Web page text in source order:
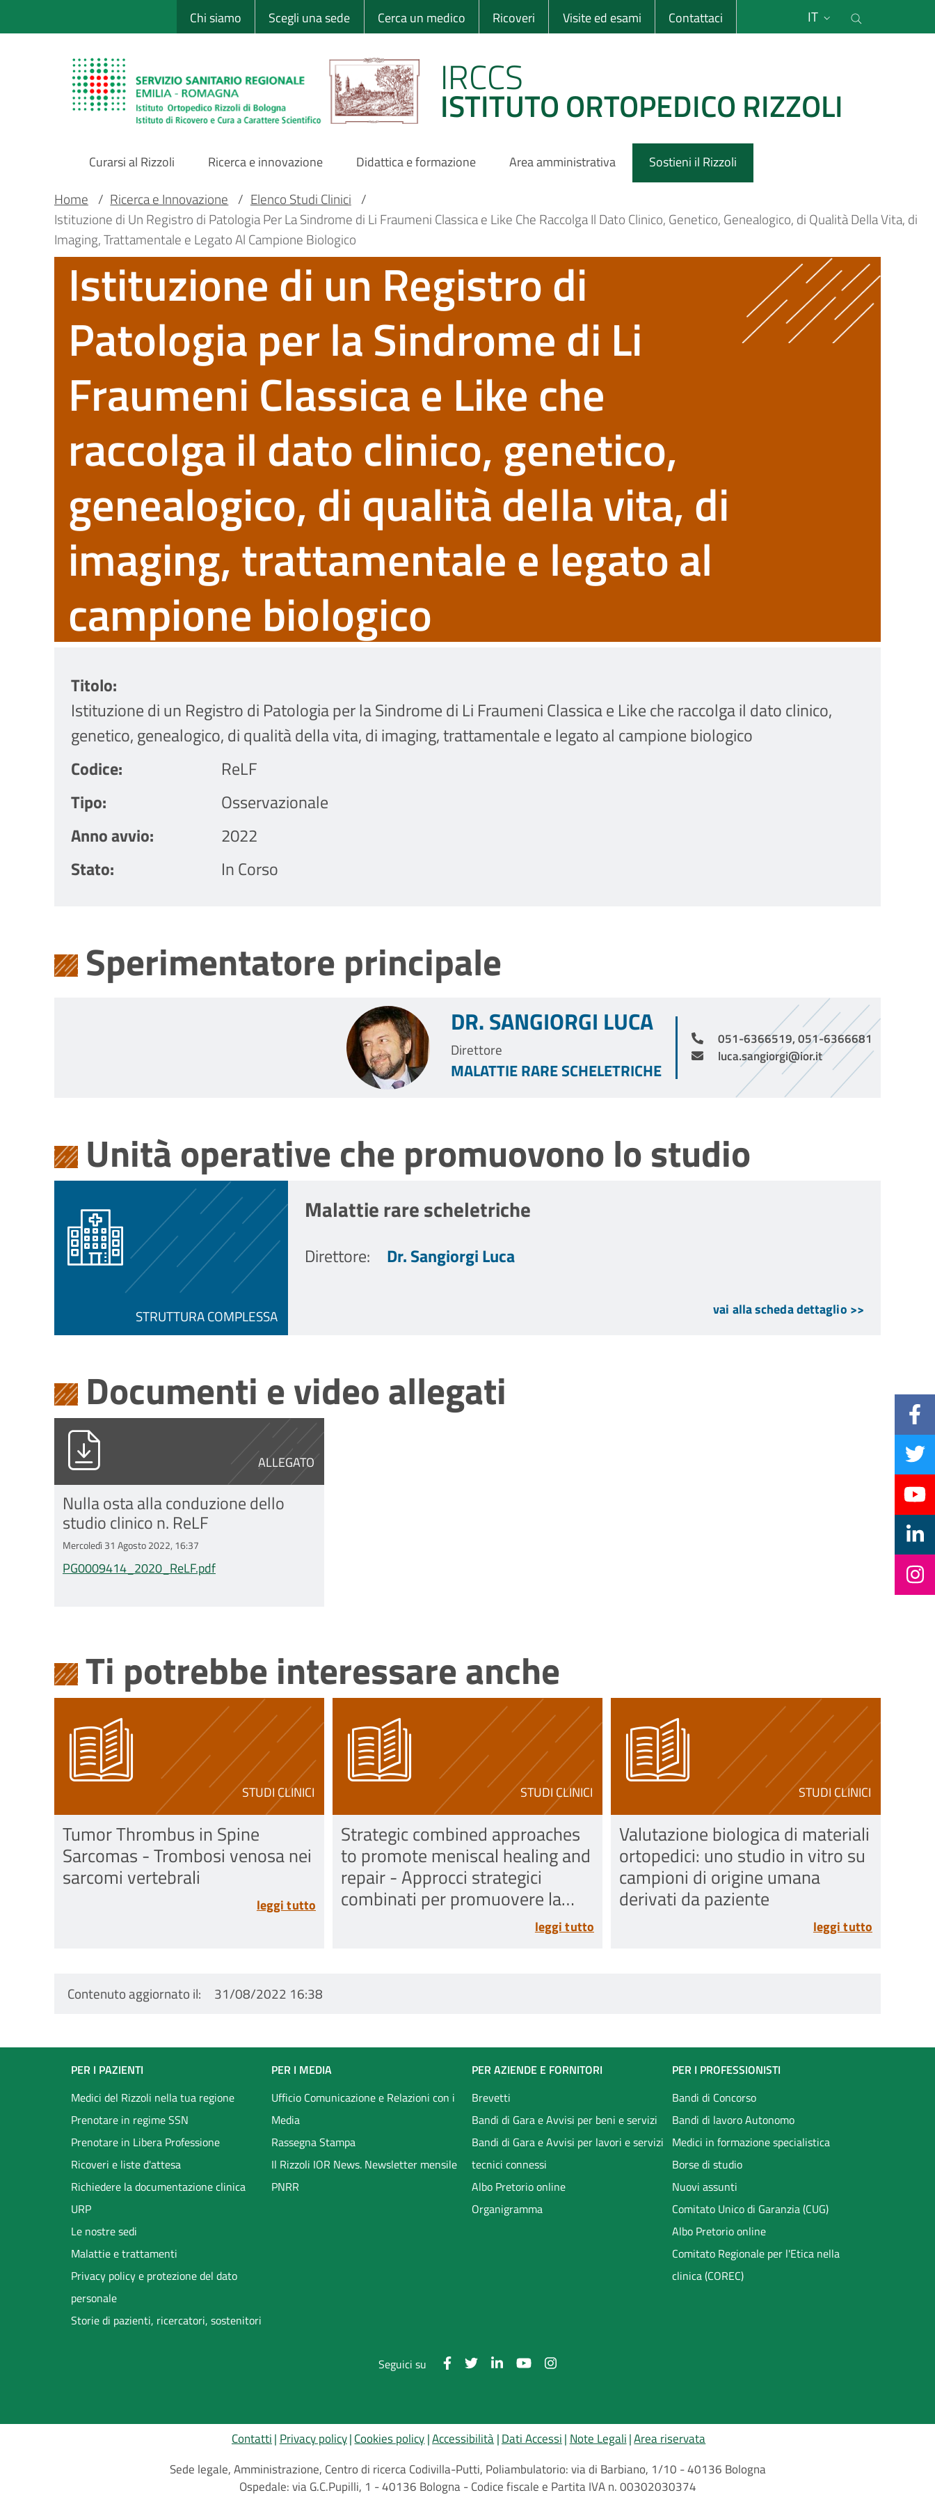
al
Sito Web Istituto Ortopedico Rizzoli
Chi siamo Scegli una sede Cerca un medico Ricoveri Visite ed esami Contattaci IT
IRCCS
ISTITUTO ORTOPEDICO RIZZOLI
Main
Navigation
Curarsi al Rizzoli Ricerca e innovazione Didattica e formazione Area amministrativa Sostieni il Rizzoli
Main container
Briciole
pane
Home / Ricerca e Innovazione / Elenco Studi Clinici /
Istituzione di Un Registro di Patologia Per La Sindrome di Li Fraumeni Classica e Like Che Raccolga Il Dato Clinico, Genetico, Genealogico, di Qualità Della Vita, di
Imaging, Trattamentale e Legato Al Campione Biologico
Istituzione di un Registro di
Patologia per la Sindrome di Li
Fraumeni Classica e Like che
raccolga il dato clinico, genetico,
genealogico, di qualità della vita, di
imaging, trattamentale e legato al
campione biologico
Titolo
Istituzione di un Registro di Patologia per la Sindrome di Li Fraumeni Classica e Like che raccolga il dato clinico,
genetico, genealogico, di qualità della vita, di imaging, trattamentale e legato al campione biologico
Codice
ReLF
Tipo
Osservazionale
Anno avvio
2022
Stato
In Corso
Sperimentatore principale
051-6366519, 051-6366681
luca.sangiorgi@ior.it
DR. SANGIORGI LUCA
Direttore
MALATTIE RARE SCHELETRICHE
Unità operative che promuovono lo studio
STRUTTURA COMPLESSA
Malattie rare scheletriche
Direttore: Dr. Sangiorgi Luca
vai alla scheda dettaglio >>
Documenti e video allegati
ALLEGATO
PG0009414_2020_ReLF.pdf
Nulla osta alla conduzione dello
studio clinico n. ReLF
Mercoledì 31 Agosto 2022, 16:37
PG0009414_2020_ReLF.pdf
Ti potrebbe interessare anche
STUDI CLINICI
Tumor Thrombus in Spine
Sarcomas - Trombosi venosa nei
sarcomi vertebrali
leggi tutto
STUDI CLINICI
Strategic combined approaches
to promote meniscal healing and
repair - Approcci strategici
combinati per promuovere la
guarigione e la riparazione del
leggi tutto
STUDI CLINICI
Valutazione biologica di materiali
ortopedici: uno studio in vitro su
campioni di origine umana
derivati da paziente
leggi tutto
Contenuto aggiornato il 31/08/2022 16:38
Footer
menu
PER I PAZIENTI
Medici del Rizzoli nella tua regione
Prenotare in regime SSN
Prenotare in Libera Professione
Ricoveri e liste d'attesa
Richiedere la documentazione clinica
URP
Le nostre sedi
Malattie e trattamenti
Privacy policy e protezione del dato
personale
Storie di pazienti, ricercatori, sostenitori
PER I MEDIA
Ufficio Comunicazione e Relazioni con i
Media
Rassegna Stampa
Il Rizzoli IOR News. Newsletter mensile
PNRR
PER AZIENDE E FORNITORI
Brevetti
Bandi di Gara e Avvisi per beni e servizi
Bandi di Gara e Avvisi per lavori e servizi
tecnici connessi
Albo Pretorio online
Organigramma
PER I PROFESSIONISTI
Bandi di Concorso
Bandi di lavoro Autonomo
Medici in formazione specialistica
Borse di studio
Nuovi assunti
Comitato Unico di Garanzia (CUG)
Albo Pretorio online
Comitato Regionale per l'Etica nella
clinica (COREC)
Seguici su
Contatti Privacy policy Cookies policy Accessibilità Dati Accessi Note Legali Area riservata
Sede legale, Amministrazione, Centro di ricerca Codivilla-Putti, Poliambulatorio: via di Barbiano, 1/10 - 40136 Bologna
Ospedale: via G.C.Pupilli, 1 - 40136 Bologna - Codice fiscale e Partita IVA n. 00302030374